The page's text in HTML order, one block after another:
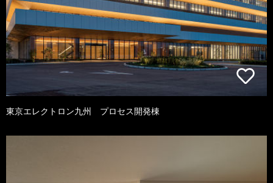
東京エレクトロン九州 プロセス開発棟